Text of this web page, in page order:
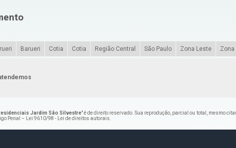
Barueri Cotia Cotia Região Central São Paulo Zona Leste Zona
Jardim São Silvestre" é de direito reservado. Sua reprodução, parcial ou total, mesmo
Penal – Lei 9610/98 - Lei de direitos autorais.